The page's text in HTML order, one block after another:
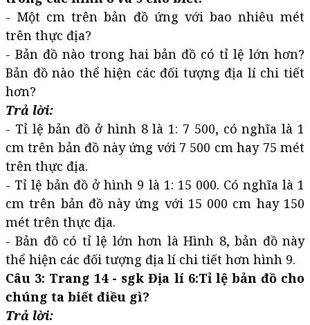
- Một cm trên bản đồ ứng với bao nhiêu mét
trên thực địa?
- Bản đồ nào trong hai bản đồ có tỉ lệ lớn hơn?
Bản đồ nào thể hiện các đối tượng địa lí chi tiết
hơn?
Trả lời:
- Tỉ lệ bản đồ ở hình 8 là 1: 7 500, có nghĩa là 1
cm trên bản đồ này ứng với 7 500 cm hay 75 mét
trên thực địa.
- Tỉ lệ bản đồ ở hình 9 là 1: 15 000. Có nghĩa là 1
cm trên bản đồ này ứng với 15 000 cm hay 150
mét trên thực địa.
- Bản đồ có tỉ lệ lớn hơn là Hình 8, bản đồ này
thể hiện các đối tượng địa lí chi tiết hơn hình 9.
Câu 3: Trang 14 - sgk Địa lí 6:Tỉ lệ bản đồ cho
chúng ta biết điều gì?
Trả lời: